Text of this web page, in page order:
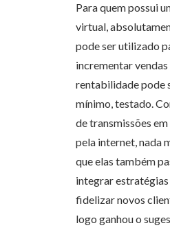
Para quem possui
virtual,
pode ser utilizado
incrementar
rentabilidade pode
mínimo, testado.
de transmissões
pela internet, nada
que elas também
integrar
fidelizar novos
logo ganhou o